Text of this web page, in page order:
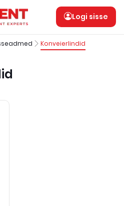
Logi sisse
Konveierlindid